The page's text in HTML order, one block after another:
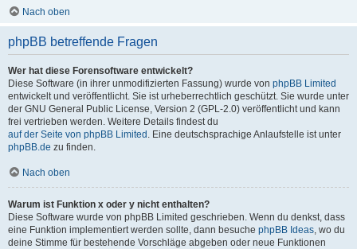
Nach oben
phpBB betreffende Fragen
Wer hat diese Forensoftware entwickelt?
Diese Software (in ihrer unmodifizierten Fassung) wurde von phpBB Limited
entwickelt und veröffentlicht. Sie ist urheberrechtlich geschützt. Sie wurde unter
der GNU General Public License, Version 2 (GPL-2.0) veröffentlicht und kann
frei vertrieben werden. Weitere Details findest du
auf der Seite von phpBB Limited . Eine deutschsprachige Anlaufstelle ist unter
phpBB.de zu finden.
Nach oben
Warum ist Funktion x oder y nicht enthalten?
Diese Software wurde von phpBB Limited geschrieben. Wenn du denkst, dass
eine Funktion implementiert werden sollte, dann besuche phpBB Ideas, wo du
deine Stimme für bestehende Vorschläge abgeben oder neue Funktionen